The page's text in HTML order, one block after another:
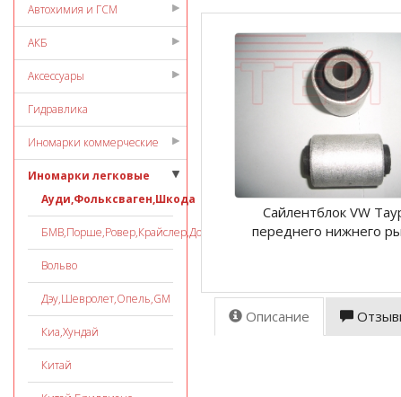
Автохимия и ГСМ
АКБ
Аксессуары
Гидравлика
Иномарки коммерческие
Иномарки легковые
Ауди,Фольксваген,Шкода
БМВ,Порше,Ровер,Крайслер,Додж
Вольво
Дэу,Шевролет,Опель,GM
Киа,Хундай
Китай
Сайлентблок VW
переднего нижнего
Описание